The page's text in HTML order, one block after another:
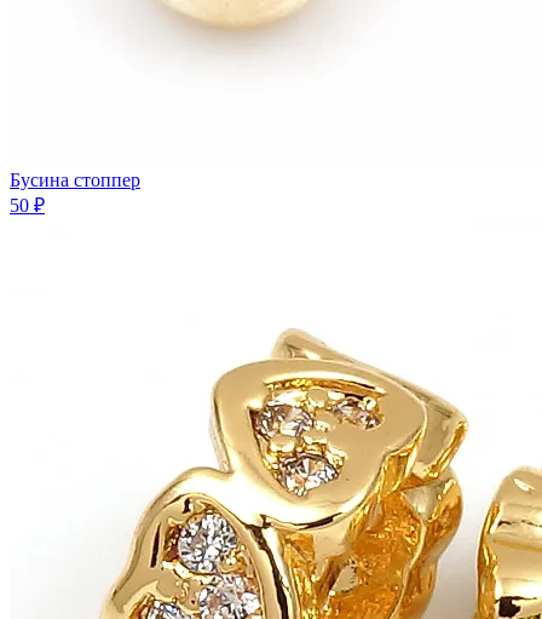
Бусина стоппер
50 ₽